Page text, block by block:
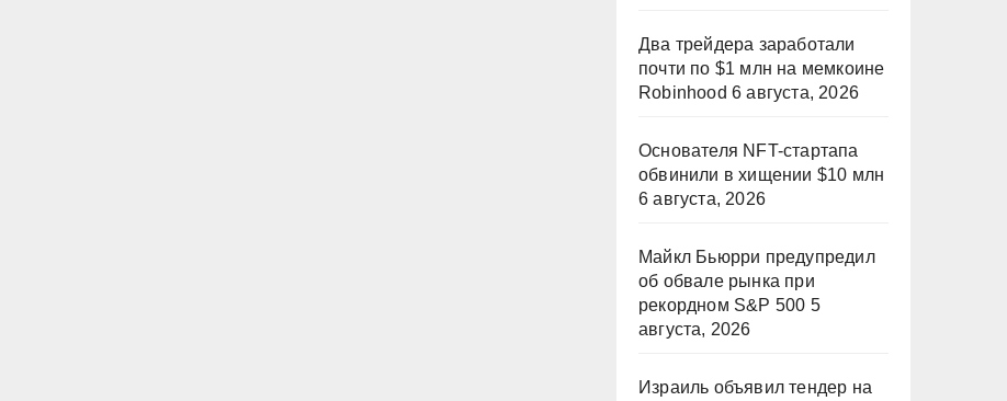
Два трейдера заработали
почти по $1 млн на мемкоине
Robinhood 6 августа, 2026
Основателя NFT-стартапа
обвинили в хищении $10 млн
6 августа, 2026
Майкл Бьюрри предупредил
об обвале рынка при
рекордном S&P 500 5
августа, 2026
Израиль объявил тендер на